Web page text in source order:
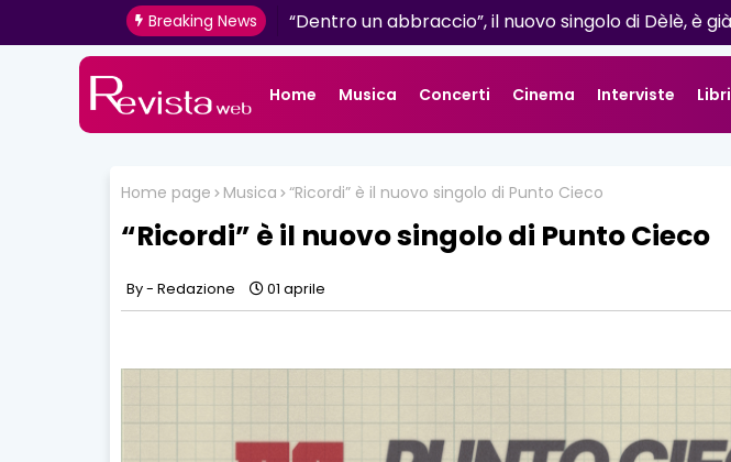
Breaking News
"L'amore non il sangue": un racconto di resilienza e
determinazione firmato da Luisa D'Amico
Home Musica Concerti Cinema Interviste Libri
Home page Musica “Ricordi” è il nuovo singolo di Punto Cieco
“Ricordi” è il nuovo singolo di Punto Cieco
Redazione 01 aprile